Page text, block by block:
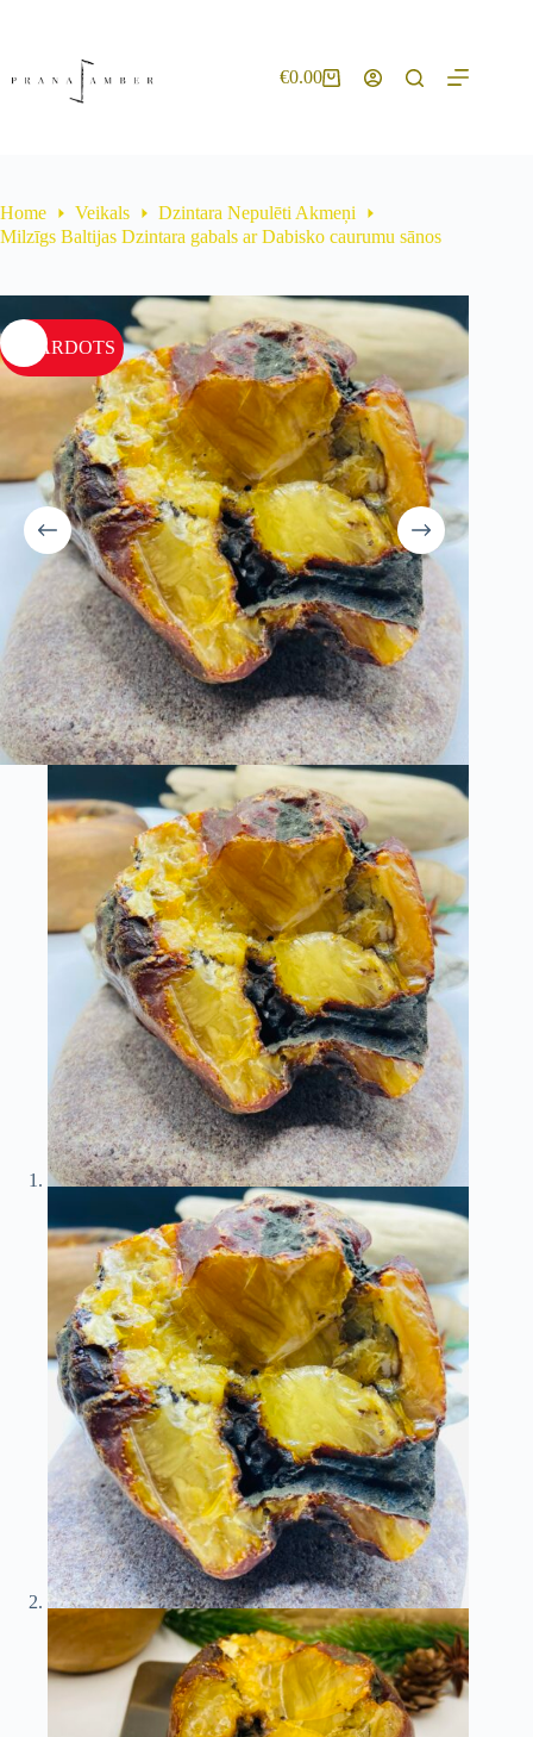
€0.00
Home Veikals
Dzintara Nepulēti Akmeņi
Milzīgs Baltijas Dzintara gabals ar Dabisko caurumu sānos
IZPĀRDOTS